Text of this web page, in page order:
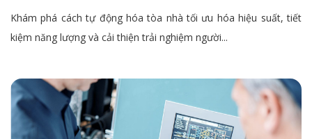
Khám phá cách tự động hóa tòa nhà tối ưu hóa hiệu suất, tiết
kiệm năng lượng và cải thiện trải nghiệm người...